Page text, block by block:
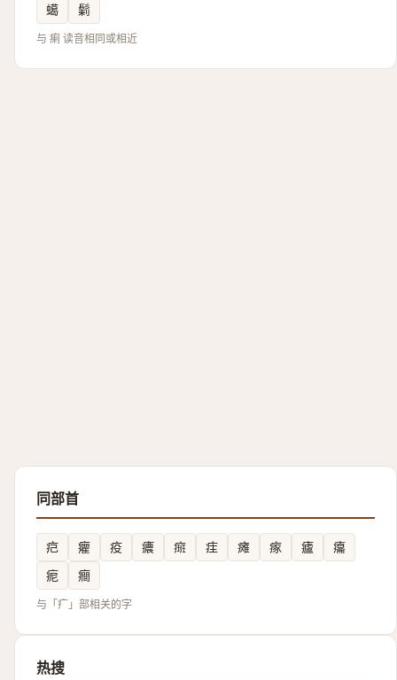
䗶
鬎
与 瘌 读音相同或相近
同部首
㽶 癯 疫 癑 㿀 疰 瘫 瘃 㿖
癟
痆
癎
与「疒」部相关的字
热搜